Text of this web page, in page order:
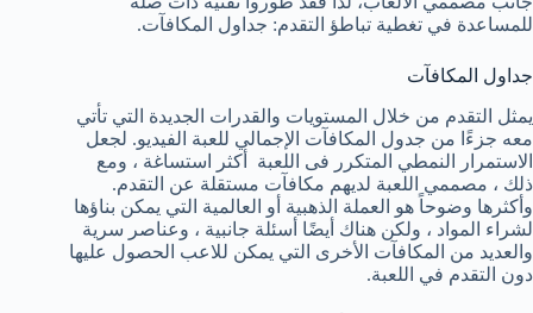
للمساعدة في تغطية تباطؤ التقدم: جداول المكافآت.
جداول المكافآت
يمثل التقدم من خلال المستويات والقدرات الجديدة التي تأتي
معه جزءًا من جدول المكافآت الإجمالي للعبة الفيديو. لجعل
الاستمرار النمطي المتكرر فى اللعبة أكثر استساغة ، ومع
ذلك ، مصممي اللعبة لديهم مكافآت مستقلة عن التقدم.
وأكثرها وضوحاً هو العملة الذهبية أو العالمية التي يمكن بناؤها
لشراء المواد ، ولكن هناك أيضًا أسئلة جانبية ، وعناصر سرية
والعديد من المكافآت الأخرى التي يمكن للاعب الحصول عليها
دون التقدم في اللعبة.